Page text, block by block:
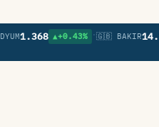
1.368 ▲+0.43% •🇬🇧 BAKIR14.916